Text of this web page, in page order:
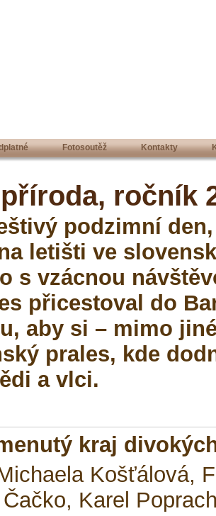
Fotosoutěž Kontakty
ročník
podzimní
letišti ve
s vzácnou
přicestoval do
aby si – mimo
prales, kde
a vlci.
kraj
Košťálová,
Karel